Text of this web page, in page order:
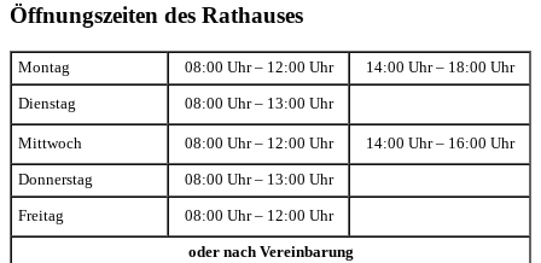
Öffnungszeiten des Rathauses
Montag 08:00 Uhr – 12:00 Uhr 14:00 Uhr – 18:00 Uhr
Dienstag 08:00 Uhr – 13:00 Uhr
Mittwoch 08:00 Uhr – 12:00 Uhr 14:00 Uhr – 16:00 Uhr
Donnerstag 08:00 Uhr – 13:00 Uhr
Freitag 08:00 Uhr – 12:00 Uhr
oder nach Vereinbarung